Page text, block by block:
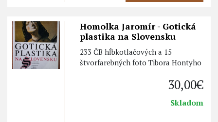
Homolka Jaromír - Gotická
plastika na Slovensku
233 ČB hĺbkotlačových a 15
štvorfarebných foto Tibora Hontyho
30,00€
Skladom